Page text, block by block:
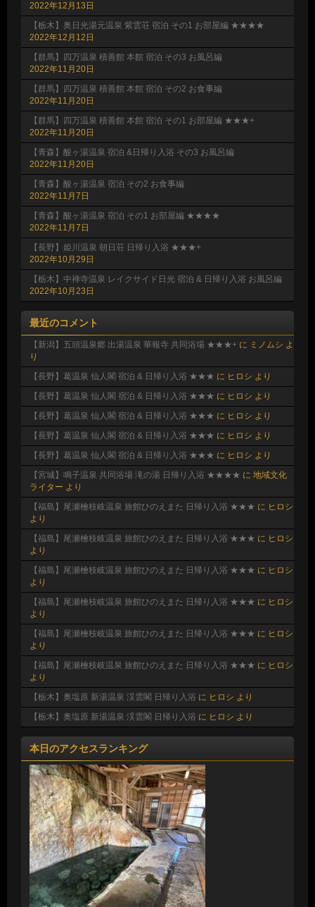
2022年12月13日
【栃木】奥日光湯元温泉 紫雲荘 宿泊 その1 お部屋編 ★★★★
2022年12月12日
【群馬】四万温泉 積善館 本館 宿泊 その3 お風呂編
2022年11月20日
【群馬】四万温泉 積善館 本館 宿泊 その2 お食事編
2022年11月20日
【群馬】四万温泉 積善館 本館 宿泊 その1 お部屋編 ★★★+
2022年11月20日
【青森】酸ヶ湯温泉 宿泊 &日帰り入浴 その3 お風呂編
2022年11月20日
【青森】酸ヶ湯温泉 宿泊 その2 お食事編
2022年11月7日
【青森】酸ヶ湯温泉 宿泊 その1 お部屋編 ★★★★
2022年11月7日
【長野】姫川温泉 朝日荘 日帰り入浴 ★★★+
2022年10月29日
【栃木】中禅寺温泉 レイクサイド日光 宿泊 & 日帰り入浴 お風呂編
2022年10月23日
最近のコメント
【新潟】五頭温泉郷 出湯温泉 華報寺 共同浴場 ★★★+ に ミノムシ よ
り
【長野】葛温泉 仙人閣 宿泊 & 日帰り入浴 ★★★ に ヒロシ より
【長野】葛温泉 仙人閣 宿泊 & 日帰り入浴 ★★★ に ヒロシ より
【長野】葛温泉 仙人閣 宿泊 & 日帰り入浴 ★★★ に ヒロシ より
【長野】葛温泉 仙人閣 宿泊 & 日帰り入浴 ★★★ に ヒロシ より
【長野】葛温泉 仙人閣 宿泊 & 日帰り入浴 ★★★ に ヒロシ より
【宮城】鳴子温泉 共同浴場 滝の湯 日帰り入浴 ★★★★ に 地域文化
ライター より
【福島】尾瀬檜枝岐温泉 旅館ひのえまた 日帰り入浴 ★★★ に ヒロシ
より
【福島】尾瀬檜枝岐温泉 旅館ひのえまた 日帰り入浴 ★★★ に ヒロシ
より
【福島】尾瀬檜枝岐温泉 旅館ひのえまた 日帰り入浴 ★★★ に ヒロシ
より
【福島】尾瀬檜枝岐温泉 旅館ひのえまた 日帰り入浴 ★★★ に ヒロシ
より
【福島】尾瀬檜枝岐温泉 旅館ひのえまた 日帰り入浴 ★★★ に ヒロシ
より
【福島】尾瀬檜枝岐温泉 旅館ひのえまた 日帰り入浴 ★★★ に ヒロシ
より
【栃木】奥塩原 新湯温泉 渓雲閣 日帰り入浴 に ヒロシ より
【栃木】奥塩原 新湯温泉 渓雲閣 日帰り入浴 に ヒロシ より
本日のアクセスランキング